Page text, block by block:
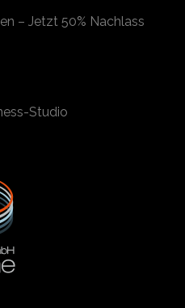
– Jetzt 50% Nachlass
Studio